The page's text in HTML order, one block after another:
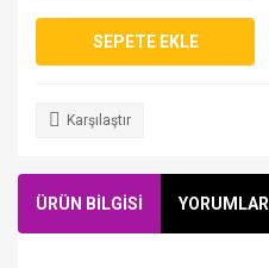
SEPETE EKLE
Karşılaştır
ÜRÜN BİLGİSİ YORUMLAR